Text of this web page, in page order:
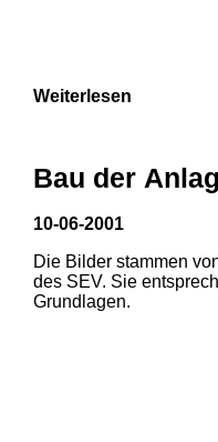
Weiterlesen
Bau der
10-06-2001
Die Bilder stammen
des SEV. Sie
Grundlagen.